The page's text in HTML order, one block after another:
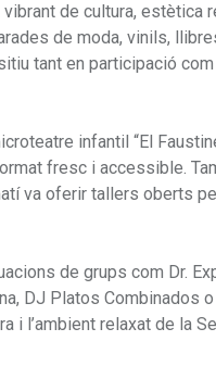
de cultura, estètica
de moda, vinils,
tant en participació com
infantil “El
fresc i accessible.
va oferir tallers oberts
de grups com Dr.
DJ Platos Combinados
i l’ambient relaxat de la